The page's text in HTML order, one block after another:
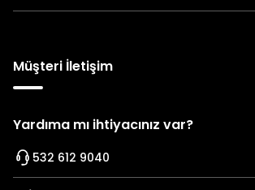
Müşteri İletişim
Yardıma mı ihtiyacınız var?
532 612 9040